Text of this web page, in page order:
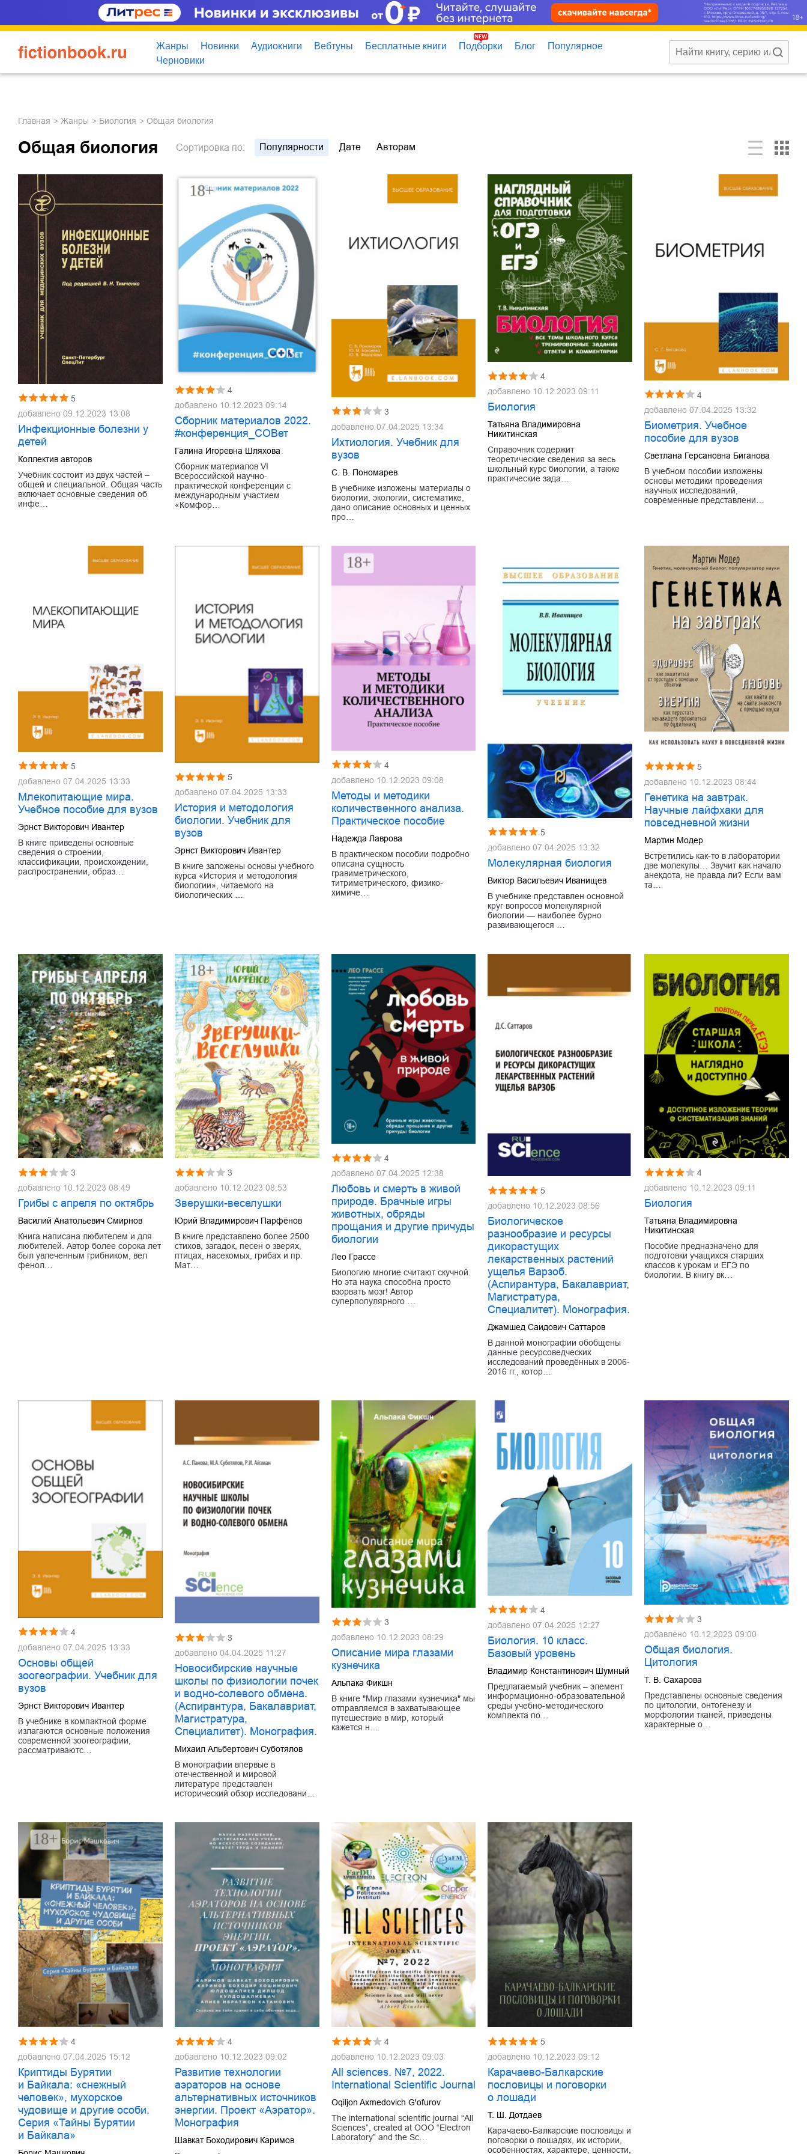
Жанры Новинки Аудиокниги Вебтуны Бесплатные книги Подборки Блог
Популярное
Черновики
Главная Жанры биология Общая биология
Общая биология Сортировка по: Популярности Дате Авторам
5
добавлено 09.12.2023 13:08
Инфекционные болезни у
детей
Коллектив авторов
Учебник состоит из двух частей –
общей и специальной. Общая часть
включает основные сведения об
инфе…
4
добавлено 10.12.2023 09:14
Сборник материалов 2022.
#конференция_СОВет
Галина Игоревна Шляхова
Сборник материалов VI
Всероссийской научно-
практической конференции с
международным участием
«Комфор…
3
добавлено 07.04.2025 13:34
Ихтиология. Учебник для
вузов
С. В. Пономарев
В учебнике изложены материалы о
биологии, экологии, систематике,
дано описание основных и ценных
про…
4
добавлено 10.12.2023 09:11
Биология
Татьяна Владимировна
Никитинская
Справочник содержит
теоретические сведения за весь
школьный курс биологии, а также
практические зада…
4
добавлено07.04.2025 13:32
Биометрия. Учебное
пособие для вузов
Светлана Герсановна Биганова
В учебном пособии изложены
основы методики проведения
научных исследований,
современные представлени…
5
добавлено 07.04.2025 13:33
Млекопитающие мира.
Учебное пособие для вузов
Эрнст Викторович Ивантер
В книге приведены основные
сведения о строении,
классификации, происхождении,
распространении, образ…
5
добавлено 07.04.2025 13:33
История и методология
биологии. Учебник для
вузов
Эрнст Викторович Ивантер
В книге заложены основы учебного
курса «История и методология
биологии», читаемого на
биологических …
4
добавлено 10.12.2023 09:08
Методы и методики
количественного анализа.
Практическое пособие
Надежда Лаврова
В практическом пособии подробно
описана сущность
гравиметрического,
титриметрического, физико-
химиче…
5
добавлено07.04.2025 13:32
Молекулярная биология
Виктор Васильевич Иванищев
В учебнике представлен основной
круг вопросов молекулярной
биологии — наиболее бурно
развивающегося …
5
добавлено 10.12.2023 08:44
Генетика на завтрак.
Научные лайфхаки для
повседневной жизни
Мартин Модер
Встретились как-то в лаборатории
две молекулы… Звучит как начало
анекдота, не правда ли? Если вам
та…
3
добавлено 10.12.2023 08:49
Грибы с апреля по октябрь
Василий Анатольевич Смирнов
Книга написана любителем и для
любителей. Автор более сорока лет
был увлеченным грибником, вел
фенол…
3
добавлено 10.12.2023 08:53
Зверушки-веселушки
Юрий Владимирович Парфёнов
В книге представлено более 2500
стихов, загадок, песен о зверях,
птицах, насекомых, грибах и пр.
Мат…
4
добавлено 07.04.2025 12:38
Любовь и смерть в живой
природе. Брачные игры
животных, обряды
прощания и другие причуды
биологии
Лео Грассе
Биологию многие считают скучной.
Но эта наука способна просто
взорвать мозг! Автор
суперпопулярного …
5
добавлено 10.12.2023 08:56
Биологическое
разнообразие и ресурсы
дикорастущих
лекарственных растений
ущелья Варзоб.
(Аспирантура, Бакалавриат,
Магистратура,
Специалитет). Монография.
Джамшед Саидович Саттаров
В данной монографии обобщены
данные ресурсоведческих
исследований проведённых в 2006-
2016 гг., котор…
4
добавлено 10.12.2023 09:11
Биология
Татьяна Владимировна
Никитинская
Пособие предназначено для
подготовки учащихся старших
классов к урокам и ЕГЭ по
биологии. В книгу вк…
4
добавлено 07.04.2025 13:33
Основы общей
зоогеографии. Учебник для
вузов
Эрнст Викторович Ивантер
В учебнике в компактной форме
излагаются основные положения
современной зоогеографии,
рассматриваютс…
3
добавлено 04.04.2025 11:27
Новосибирские научные
школы по физиологии почек
и водно-солевого обмена.
(Аспирантура, Бакалавриат,
Магистратура,
Специалитет). Монография.
Михаил Альбертович Суботялов
В монографии впервые в
отечественной и мировой
литературе представлен
исторический обзор исследовани…
3
добавлено 10.12.2023 08:29
Описание мира глазами
кузнечика
Альпака Фикшн
В книге "Мир глазами кузнечика" мы
отправляемся в захватывающее
путешествие в мир, который
кажется н…
4
добавлено07.04.2025 12:27
Биология. 10 класс.
Базовый уровень
Владимир Константинович Шумный
Предлагаемый учебник – элемент
информационно-образовательной
среды учебно-методического
комплекта по…
3
добавлено 10.12.2023 09:00
Общая биология.
Цитология
Т. В. Сахарова
Представлены основные сведения
по цитологии, онтогенезу и
морфологии тканей, приведены
характерные о…
4
добавлено 07.04.2025 15:12
Криптиды Бурятии
и Байкала: «снежный
человек», мухорское
чудовище и другие особи.
Серия «Тайны Бурятии
и Байкала»
4
добавлено 10.12.2023 09:02
Развитие технологии
аэраторов на основе
альтернативных источников
энергии. Проект «Аэратор».
Монография
Шавкат Боходирович Каримов
4
добавлено 10.12.2023 09:03
All sciences. №7, 2022.
International Scientific Journal
Oqiljon Axmedovich G'ofurov
The international scientific journal “All
Sciences”, created at OOO “Electron
Laboratory” and the Sc…
5
добавлено 10.12.2023 09:12
Карачаево-Балкарские
пословицы и поговорки
о лошади
Т. Ш. Дотдаев
Карачаево-Балкарские пословицы и
поговорки о лошадях, их истории,
особенностях, характере, ценности,